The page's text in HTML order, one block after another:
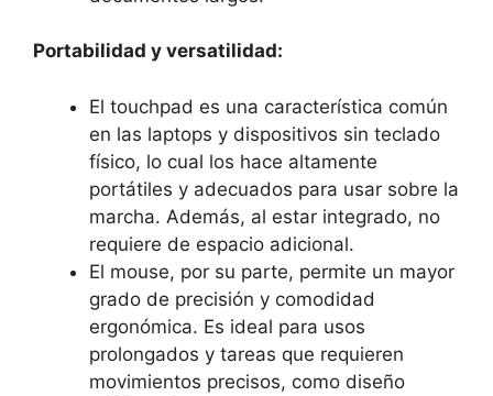
Portabilidad y versatilidad:
El touchpad es ⁣una característica común
en ​las ‍laptops ‍y dispositivos sin teclado⁣
físico, lo cual los hace altamente
portátiles y adecuados‍ para usar sobre la
marcha. Además, al‍ estar integrado,⁣ no
requiere de espacio adicional.
El ‌mouse,‍ por ⁢su parte, permite‌ un⁢ mayor
grado‌ de precisión y comodidad
ergonómica. Es ideal para usos
⁣prolongados y ⁣tareas que⁤ requieren
movimientos precisos, como diseño